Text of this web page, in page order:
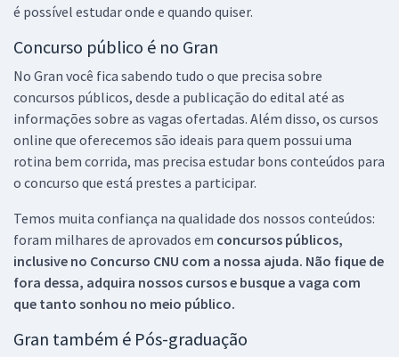
é possível estudar onde e quando quiser.
Concurso público é no Gran
No Gran você fica sabendo tudo o que precisa sobre
concursos públicos, desde a publicação do edital até as
informações sobre as vagas ofertadas. Além disso, os cursos
online que oferecemos são ideais para quem possui uma
rotina bem corrida, mas precisa estudar bons conteúdos para
o concurso que está prestes a participar.
Temos muita confiança na qualidade dos nossos conteúdos:
foram milhares de aprovados em concursos públicos,
inclusive no Concurso CNU com a nossa ajuda. Não fique de
fora dessa, adquira nossos cursos e busque a vaga com
que tanto sonhou no meio público.
Gran também é Pós-graduação